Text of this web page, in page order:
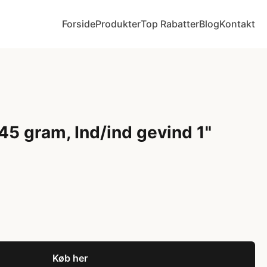
ForsideProdukterTop RabatterBlogKontakt
gram, Ind/ind gevind 1"
Køb her